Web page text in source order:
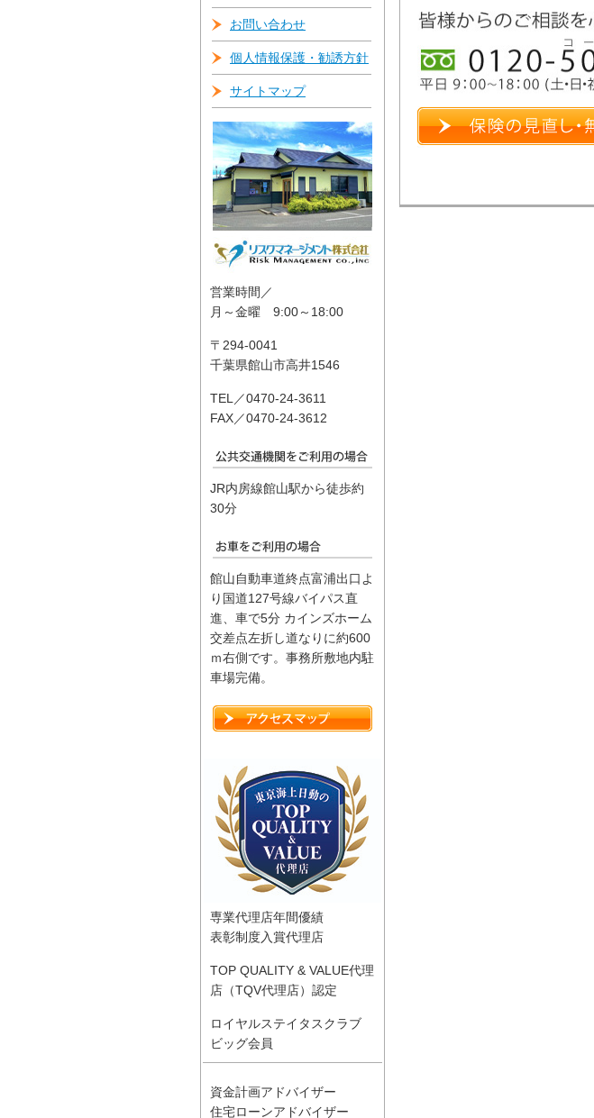
お問い合わせ
個人情報保護・勧誘方針
サイトマップ
営業時間／
月～金曜 9:00～18:00
〒294-0041
千葉県館山市高井1546
TEL／0470-24-3611
FAX／0470-24-3612
JR内房線館山駅から徒歩約
30分
館山自動車道終点富浦出口よ
り国道127号線バイパス直
進、車で5分 カインズホーム
交差点左折し道なりに約600
ｍ右側です。事務所敷地内駐
車場完備。
専業代理店年間優績
表彰制度入賞代理店
TOP QUALITY & VALUE代理
店（TQV代理店）認定
ロイヤルステイタスクラブ
ビッグ会員
資金計画アドバイザー
住宅ローンアドバイザー